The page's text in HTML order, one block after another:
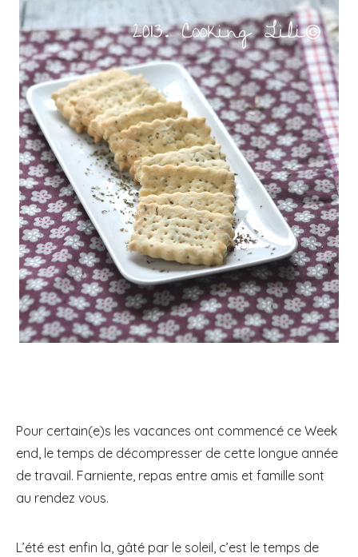
Pour certain(e)s les vacances ont commencé ce Week
end, le temps de décompresser de cette longue année
de travail. Farniente, repas entre amis et famille sont
au rendez vous.
L’été est enfin la, gâté par le soleil, c’est le temps de